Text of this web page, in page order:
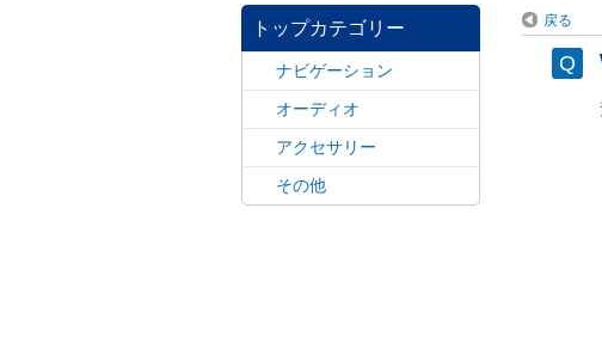
トップカテゴリー
ナビゲーション
オーディオ
アクセサリー
その他
戻る